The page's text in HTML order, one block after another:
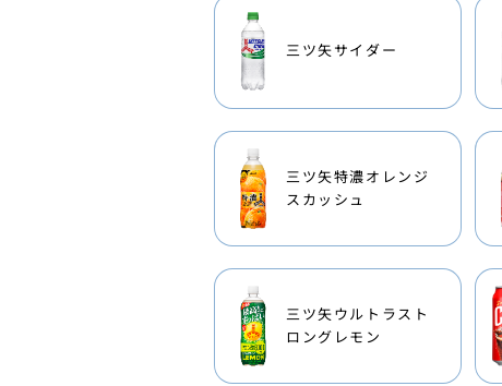
三ツ矢サイダー
三ツ矢特濃オレンジ
スカッシュ
三ツ矢ウルトラスト
ロングレモン